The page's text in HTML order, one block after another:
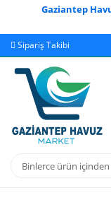
Gaziantep
Sipariş Takibi